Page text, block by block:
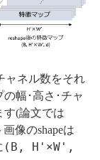
ャネル数をそれ
幅･高さ･チャ
す(論文では
像のshapeは
(B, H'×W',